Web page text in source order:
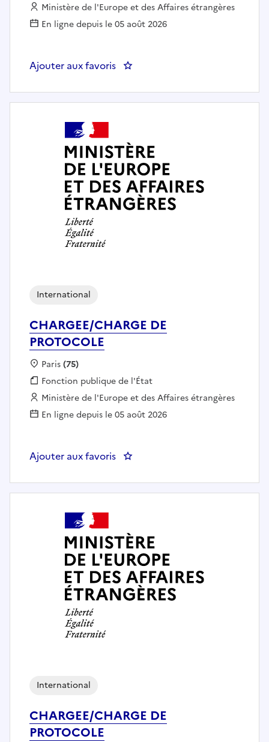
Employeur :
Ministère de l'Europe et des Affaires étrangères
En ligne depuis le 05 août 2026
Ajouter aux favoris : RÉDACTRICE/RÉDACTEUR
CHARGEE/CHARGE DE
PROTOCOLE
International
Localisation :
Paris(75)
Fonction publique :
Fonction publique de l'État
Employeur :
Ministère de l'Europe et des Affaires étrangères
En ligne depuis le 05 août 2026
Ajouter aux favoris : CHARGEE/CHARGE DE
CHARGEE/CHARGE DE
PROTOCOLE
International